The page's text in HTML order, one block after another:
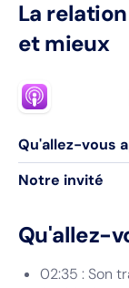
La
et mieux
Qu'allez-vous
Notre invité
Qu'allez-
02:35 : Son